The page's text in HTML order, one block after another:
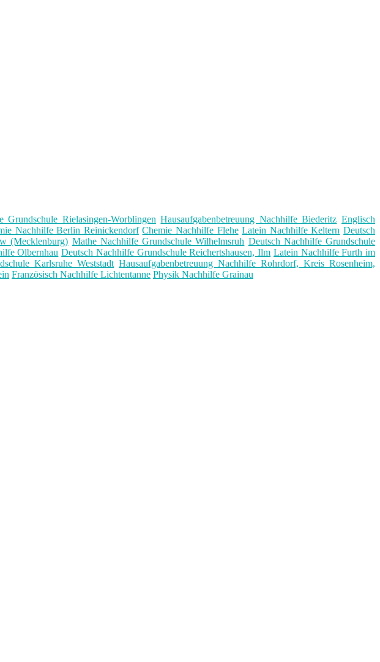
Grundschule Rielasingen-Worblingen Hausaufgabenbetreuung Nachhilfe Biederitz Englisch
Nachhilfe Berlin Reinickendorf Chemie Nachhilfe Flehe Latein Nachhilfe Keltern Deutsch
(Mecklenburg) Mathe Nachhilfe Grundschule Wilhelmsruh Deutsch Nachhilfe Grundschule
Olbernhau Deutsch Nachhilfe Grundschule Reichertshausen, Ilm Latein Nachhilfe Furth im
Karlsruhe Weststadt Hausaufgabenbetreuung Nachhilfe Rohrdorf, Kreis Rosenheim,
Französisch Nachhilfe Lichtentanne Physik Nachhilfe Grainau